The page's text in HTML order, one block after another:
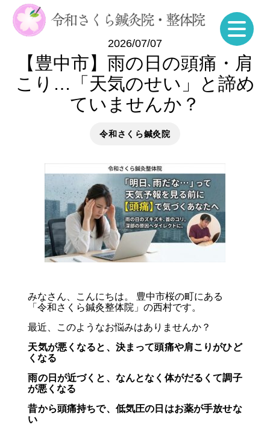
2026/07/07
【豊中市】雨の日の頭痛・肩
こり…「天気のせい」と諦め
ていませんか？
令和さくら鍼灸院
みなさん、こんにちは。 豊中市桜の町にある
「令和さくら鍼灸整体院」の西村です。
最近、このようなお悩みはありませんか？
天気が悪くなると、決まって頭痛や肩こりがひど
くなる
雨の日が近づくと、なんとなく体がだるくて調子
が悪くなる
昔から頭痛持ちで、低気圧の日はお薬が手放せな
い